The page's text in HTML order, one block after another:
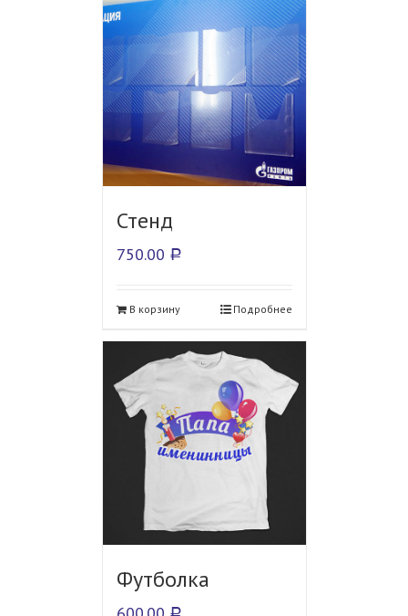
Стенд
750.00 Р
В корзину Подробнее
Футболка
Р